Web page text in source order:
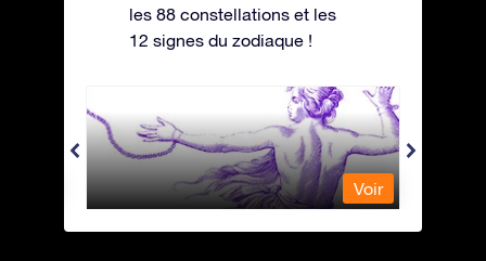
les 88 constellations et les
12 signes du zodiaque !
Andromeda - Andromède
Voir